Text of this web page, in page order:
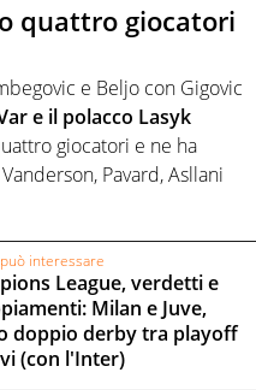
quattro giocatori
e Beljo con Gigovic
e il polacco Lasyk
giocatori e ne ha
Pavard, Asllani
interessare
League, verdetti e
Milan e Juve,
doppio derby tra playoff
(con l'Inter)